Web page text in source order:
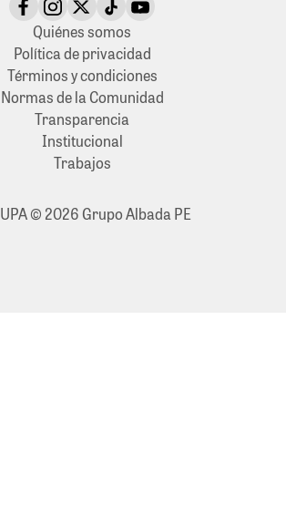
Quiénes somos
Política de privacidad
Términos y condiciones
Normas de la Comunidad
Transparencia
Institucional
Trabajos
© 2026 Grupo Albada PE